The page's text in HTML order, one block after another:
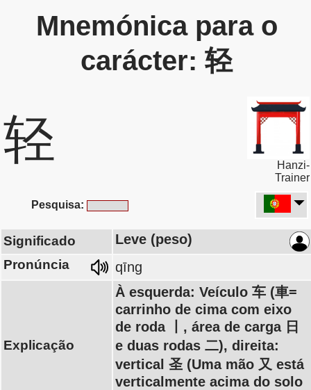
Mnemónica para o
carácter: 轻
轻
Hanzi-
Trainer
Pesquisa:
Significado Leve (peso)
Pronúncia qīng
Explicação
À esquerda: Veículo 车 (車=
carrinho de cima com eixo
de roda 丨, área de carga 日
e duas rodas 二), direita:
vertical 圣 (Uma mão 又 está
verticalmente acima do solo